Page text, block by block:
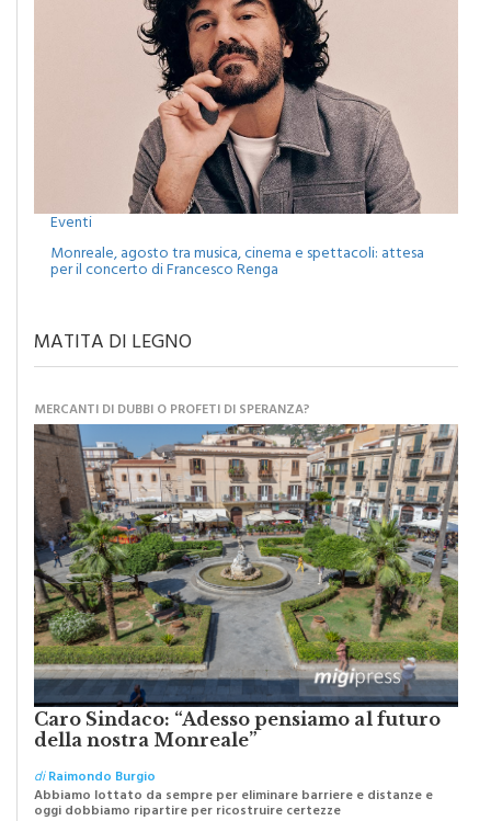
Eventi
Monreale, agosto tra musica, cinema e spettacoli: attesa
MATITA DI LEGNO
MERCANTI DI DUBBI O PROFETI DI SPERANZA?
Caro Sindaco: “Adesso pensiamo al futuro
della nostra Monreale”
diRaimondo Burgio